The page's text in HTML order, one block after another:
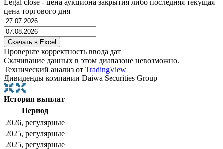
Legal close - цена аукциона закрытия либо последняя текущая
цена торгового дня
Проверьте корректность ввода дат
Скачивание данных в этом диапазоне невозможно.
Технический анализ от TradingView
Дивиденды компании Daiwa Securities Group
История выплат
Период
2026, регулярные
2025, регулярные
2025, регулярные